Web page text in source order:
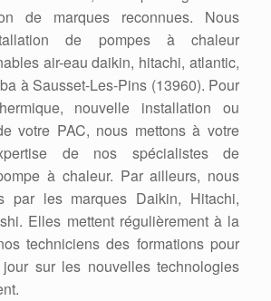
de marques reconnues. Nous
de pompes à chaleur
air-eau daikin, hitachi, atlantic,
à Sausset-Les-Pins (13960). Pour
nouvelle installation ou
votre PAC, nous mettons à votre
de nos spécialistes de
à chaleur. Par ailleurs, nous
par les marques Daikin, Hitachi,
Elles mettent régulièrement à la
techniciens des formations pour
sur les nouvelles technologies